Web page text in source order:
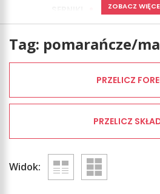
MINI WYPIEKI
ZOBACZ
Tag: pomarańcze/
PRZELICZ
PRZELICZ
Widok: